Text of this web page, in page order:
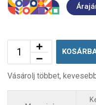
Vásárolj többet,